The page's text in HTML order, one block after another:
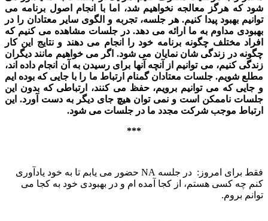
⁯شود که هرگز معالجه نخواهیم شد، اما با انجام اصول برنامه می⁯
توانیم بهبود پیدا کنیم. هر جلسه، تجربه و الگوی سایر معتادان را در
بهبودی مداوم به ما ارائه می⁯ دهد. در جلسات مشاهده می⁯ کنیم که
افراد مختلف چگونه برنامه خود را انجام می⁯ دهند و نتایج این کار
چگونه در زندگی ⁯شان نمایان می⁯ شود. اگر می⁯ خواهیم مانند دیگران
زندگی کنیم، می⁯ توانیم از آنچه آنها برای رسیدن به آن انجام داده ⁯اند،
مطلع شویم. جلسات معتادان گمنام ارتباط ما را با جایی که بوده ⁯ایم
و جایی که می⁯ توانیم برویم، حفظ می⁯ کنند، ارتباطی که بدون این
جلسات ناممکن است و نمی ⁯توان هیچ جای دیگر به دست آورد. این
ارتباط موجب شرکت مجدد ما در جلسات می ⁯شود.
***
فقط برای امروز: در جلسه NA حضور می⁯ یابم تا به خود یادآوری
کنم چه کسی هستم، از کجا آمده ⁯⁯ام و در بهبودی خود به کجا می⁯
توانم بروم.